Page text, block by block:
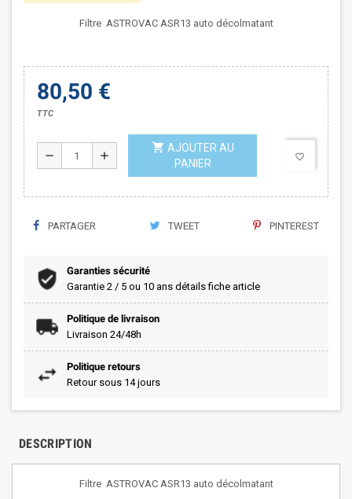
Filtre ASTROVAC ASR13 auto décolmatant
80,50 €
TTC
remove add
shopping_cart AJOUTER AU
PANIER
favorite_border
PARTAGER TWEET PINTEREST
Garanties sécurité
Garantie 2 / 5 ou 10 ans détails fiche article
Politique de livraison
Livraison 24/48h
Politique retours
Retour sous 14 jours
DESCRIPTION
Filtre ASTROVAC ASR13 auto décolmatant